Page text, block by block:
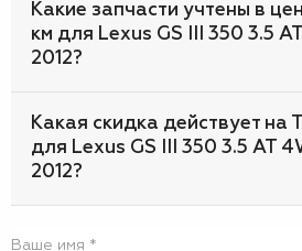
Какие запчасти учтены в
км для Lexus GS III 350 3.5
2012?
Какая скидка действует на
для Lexus GS III 350 3.5 AT
2012?